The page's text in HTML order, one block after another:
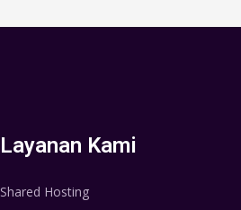
Layanan Kami
Shared Hosting